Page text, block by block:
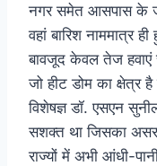
नगर समेत आसपास के
वहां बारिश नाममात्र
बावजूद केवल तेज हवाएं
जो हीट डोम का क्षेत्र
विशेषज्ञ डॉ. एसएन
सशक्त था जिसका
राज्यों में अभी आंधी-